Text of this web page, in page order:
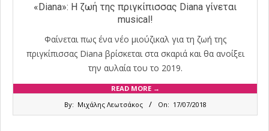
«Diana»: Η ζωή της πριγκίπισσας Diana γίνεται
musical!
Φαίνεται πως ένα νέο μιούζικαλ για τη ζωή της
πριγκίπισσας Diana βρίσκεται στα σκαριά και θα ανοίξει
την αυλαία του το 2019.
READ MORE →
By: Μιχάλης Λεωτσάκος On: 17/07/2018